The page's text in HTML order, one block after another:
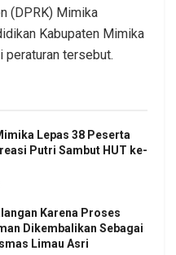
(DPRK) Mimika
Kabupaten Mimika
peraturan tersebut.
Lepas 38 Peserta
Putri Sambut HUT ke-
Karena Proses
Dikembalikan Sebagai
Limau Asri